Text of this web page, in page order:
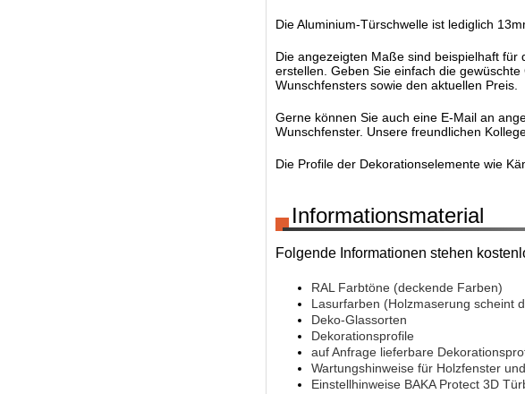
Die Aluminium-Türschwelle ist lediglich
Die angezeigten Maße sind beispielhaft
erstellen. Geben Sie einfach die
Wunschfensters sowie den aktuellen Preis.
Gerne können Sie auch eine E-Mail an
Wunschfenster. Unsere freundlichen
Die Profile der Dekorationselemente wie
Informationsmaterial
Folgende Informationen stehen
RAL Farbtöne (deckende Farben)
Lasurfarben (Holzmaserung scheint
Deko-Glassorten
Dekorationsprofile
auf Anfrage lieferbare
Wartungshinweise für Holzfenster
Einstellhinweise BAKA Protect 3D